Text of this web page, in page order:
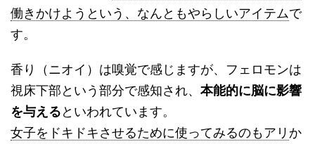
働きかけようという、なんともやらしいアイテムで
す。
香り（ニオイ）は嗅覚で感じますが、フェロモンは
視床下部という部分で感知され、 本能的に脳に影響
を与えるといわれています。
女子をドキドキさせるために使ってみるのもアリか